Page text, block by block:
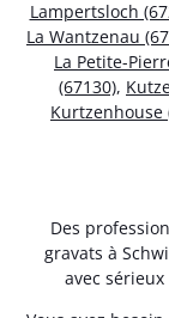
Lampertsloch
La Wantzenau
La Petite-
(67130),
Kurtzenhouse
Des
gravats à
avec